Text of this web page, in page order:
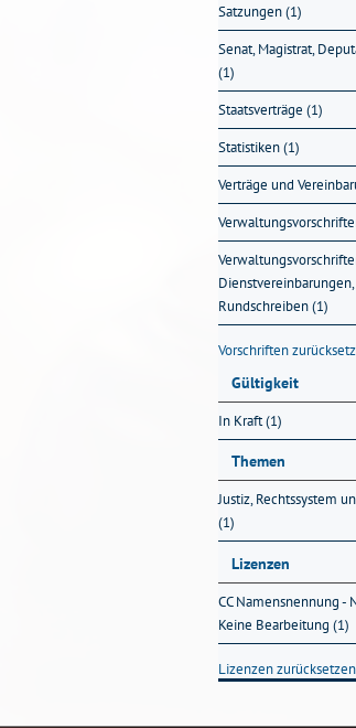
Satzungen (1)
Senat, Magistrat,
(1)
Staatsverträge (1)
Statistiken (1)
Verträge und
Rundschreiben (1)
Vorschriften
Gültigkeit
In Kraft (1)
Themen
Justiz, Rechtssystem
(1)
Lizenzen
CC Namensnennung
Keine Bearbeitung (1)
Lizenzen zurücksetzen